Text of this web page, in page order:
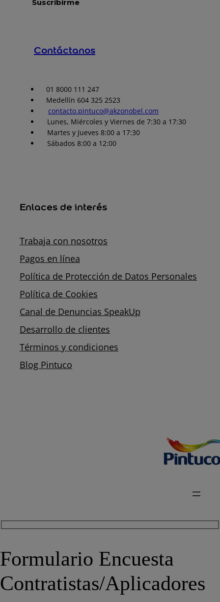
Contáctanos
01 8000 111 247
Medellín 604 325 2523
contacto.pintuco@akzonobel.com
Lunes, Miércoles y Viernes de 7:30 a 17:30
Martes y Jueves 8:00 a 17:30
Sábados 8:00 a 12:00
Enlaces de interés
Trabaja con nosotros
Pagos en línea
Política de Protección de Datos Personales
Política de Cookies
Canal de Denuncias SpeakUp
Desarrollo de clientes
Términos y condiciones
Blog Pintuco
Formulario Encuesta
Contratistas/Aplicadores